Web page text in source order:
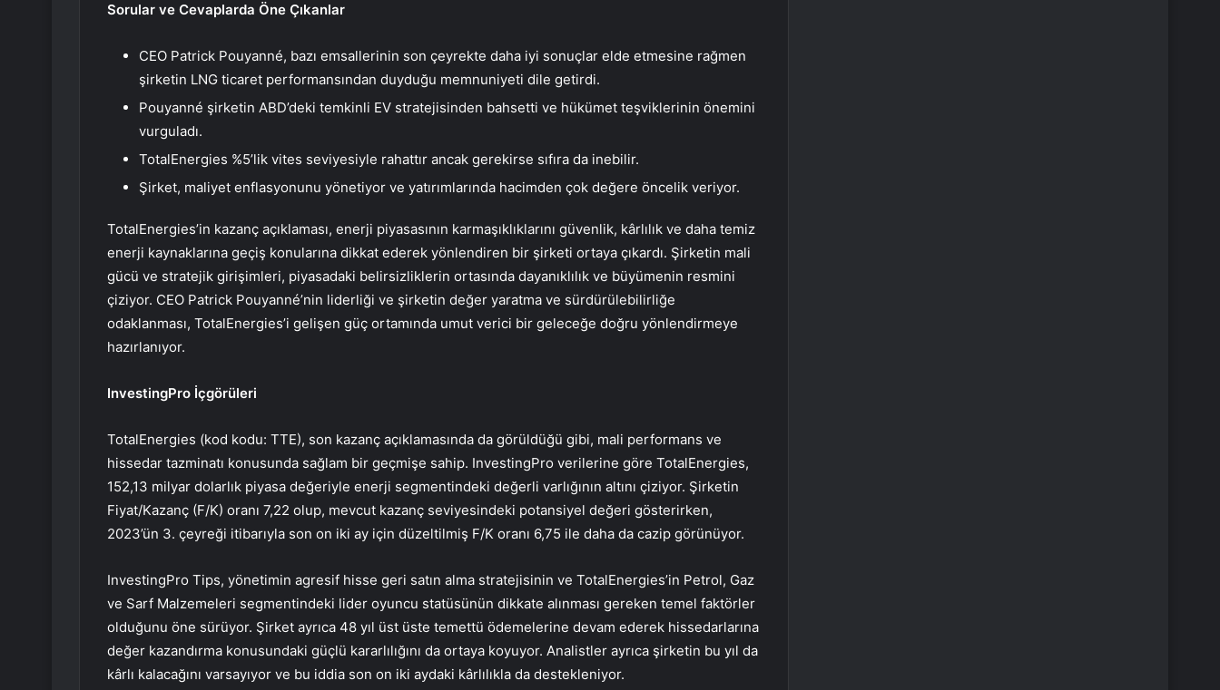
Sorular ve Cevaplarda Öne Çıkanlar
CEO Patrick Pouyanné, bazı emsallerinin son çeyrekte daha iyi sonuçlar elde etmesine rağmen
şirketin LNG ticaret performansından duyduğu memnuniyeti dile getirdi.
Pouyanné şirketin ABD’deki temkinli EV stratejisinden bahsetti ve hükümet teşviklerinin önemini
vurguladı.
TotalEnergies %5’lik vites seviyesiyle rahattır ancak gerekirse sıfıra da inebilir.
Şirket, maliyet enflasyonunu yönetiyor ve yatırımlarında hacimden çok değere öncelik veriyor.
TotalEnergies’in kazanç açıklaması, enerji piyasasının karmaşıklıklarını güvenlik, kârlılık ve daha temiz
enerji kaynaklarına geçiş konularına dikkat ederek yönlendiren bir şirketi ortaya çıkardı. Şirketin mali
gücü ve stratejik girişimleri, piyasadaki belirsizliklerin ortasında dayanıklılık ve büyümenin resmini
çiziyor. CEO Patrick Pouyanné’nin liderliği ve şirketin değer yaratma ve sürdürülebilirliğe
odaklanması, TotalEnergies’i gelişen güç ortamında umut verici bir geleceğe doğru yönlendirmeye
hazırlanıyor.
InvestingPro İçgörüleri
TotalEnergies (kod kodu: TTE), son kazanç açıklamasında da görüldüğü gibi, mali performans ve
hissedar tazminatı konusunda sağlam bir geçmişe sahip. InvestingPro verilerine göre TotalEnergies,
152,13 milyar dolarlık piyasa değeriyle enerji segmentindeki değerli varlığının altını çiziyor. Şirketin
Fiyat/Kazanç (F/K) oranı 7,22 olup, mevcut kazanç seviyesindeki potansiyel değeri gösterirken,
2023’ün 3. çeyreği itibarıyla son on iki ay için düzeltilmiş F/K oranı 6,75 ile daha da cazip görünüyor.
InvestingPro Tips, yönetimin agresif hisse geri satın alma stratejisinin ve TotalEnergies’in Petrol, Gaz
ve Sarf Malzemeleri segmentindeki lider oyuncu statüsünün dikkate alınması gereken temel faktörler
olduğunu öne sürüyor. Şirket ayrıca 48 yıl üst üste temettü ödemelerine devam ederek hissedarlarına
değer kazandırma konusundaki güçlü kararlılığını da ortaya koyuyor. Analistler ayrıca şirketin bu yıl da
kârlı kalacağını varsayıyor ve bu iddia son on iki aydaki kârlılıkla da destekleniyor.